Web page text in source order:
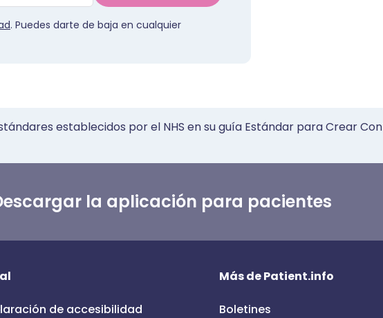
. Puedes darte de baja en cualquier
establecidos por el NHS en su guía Estándar para Crear
la aplicación para pacientes
de accesibilidad
Más de Patient.info
Boletines